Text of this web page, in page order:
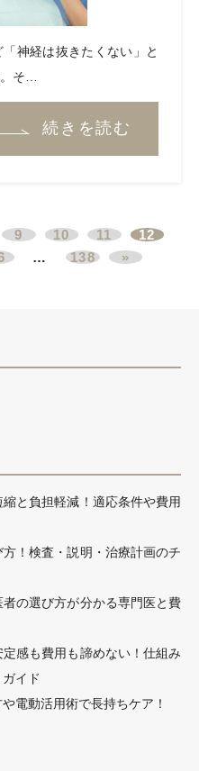
神経は抜きたくない」と
そ…
続きを読む
9 10 11
12
… 138 »
と負担軽減！適応条件や費用
！検査・説明・治療計画のチ
の選び方が分かる専門医と費
感も費用も諦めない！仕組み
イド
電動活用術で長持ちケア！